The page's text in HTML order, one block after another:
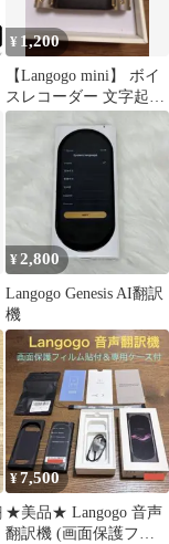
¥ 1,200
【Langogo mini】 ボイ
スレコーダー 文字起こ
し 集音マイクnotta
¥2,800
Langogo Genesis AI翻訳
機
¥7,500
★美品★ Langogo 音声
翻訳機 (画面保護フィ